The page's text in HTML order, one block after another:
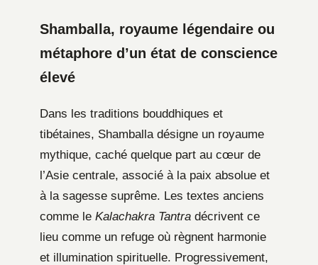
Shamballa, royaume légendaire ou
métaphore d’un état de conscience
élevé
Dans les traditions bouddhiques et
tibétaines, Shamballa désigne un royaume
mythique, caché quelque part au cœur de
l’Asie centrale, associé à la paix absolue et
à la sagesse suprême. Les textes anciens
comme le Kalachakra Tantra décrivent ce
lieu comme un refuge où règnent harmonie
et illumination spirituelle. Progressivement,